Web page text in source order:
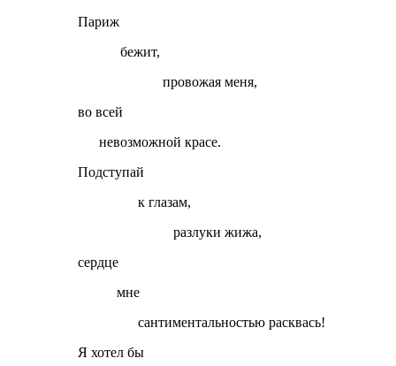
Париж
бежит,
провожая меня,
во всей
невозможной красе.
Подступай
к глазам,
разлуки жижа,
сердце
мне
сантиментальностью расквась!
Я хотел бы